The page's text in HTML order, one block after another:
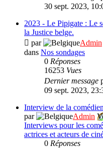
30 sept. 2023,
2023 - Le Pipigate : Le
la Justice belge.
par
Admin
dans Nos sondages
0 Réponses
16253 Vues
Dernier message
09 sept. 2023,
Interview de la
par
Admin
Interviews pour les
actrices et acteurs de
0 Réponses